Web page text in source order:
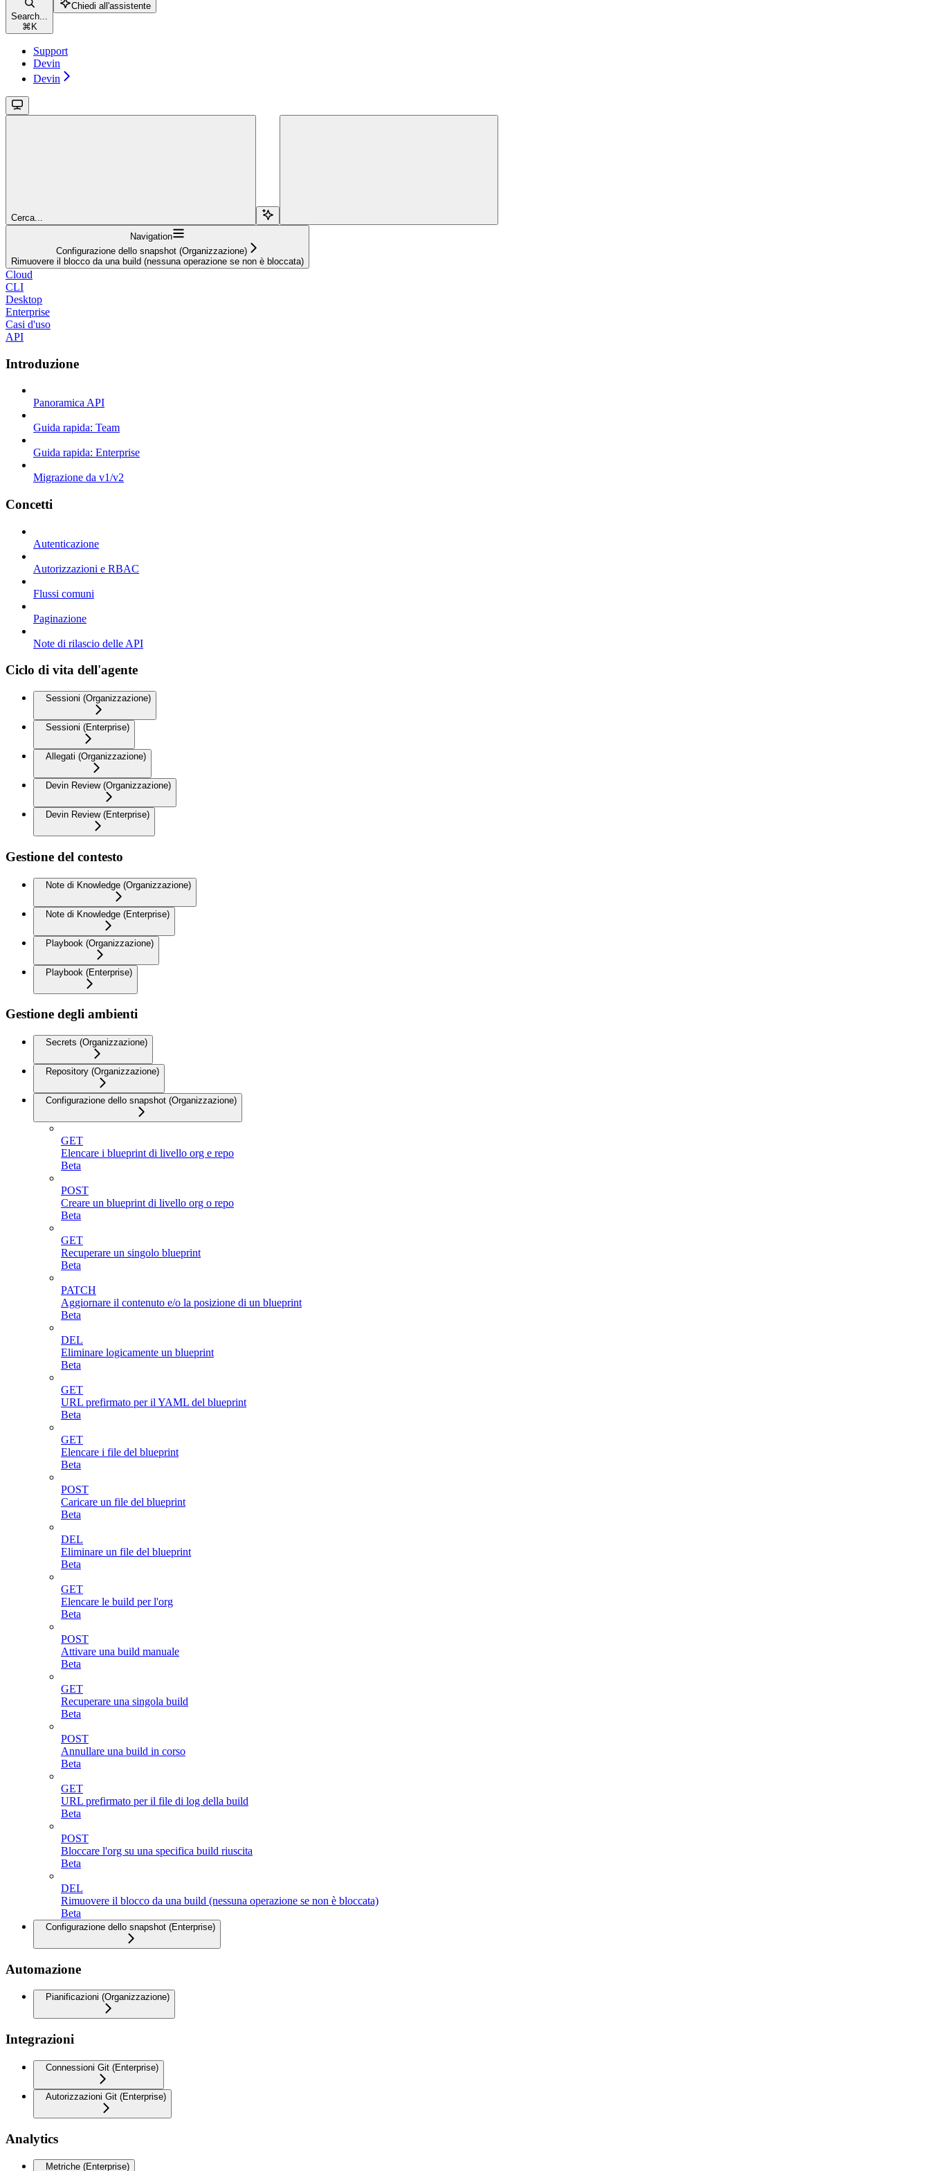
Search...
⌘ K
Chiedi all'assistente
Support
Devin
Devin
Cerca...
Navigation
Configurazione dello snapshot (Organizzazione)
Rimuovere il blocco da una build (nessuna operazione se non è bloccata)
Cloud
CLI
Desktop
Enterprise
Casi d'uso
API
Introduzione
Panoramica API
Guida rapida: Team
Guida rapida: Enterprise
Migrazione da v1/v2
Concetti
Autenticazione
Autorizzazioni e RBAC
Flussi comuni
Paginazione
Note di rilascio delle API
Ciclo di vita dell'agente
Sessioni (Organizzazione)
Sessioni (Enterprise)
Allegati (Organizzazione)
Devin Review (Organizzazione)
Devin Review (Enterprise)
Gestione del contesto
Note di Knowledge (Organizzazione)
Note di Knowledge (Enterprise)
Playbook (Organizzazione)
Playbook (Enterprise)
Gestione degli ambienti
Secrets (Organizzazione)
Repository (Organizzazione)
Configurazione dello snapshot (Organizzazione)
GET
Elencare i blueprint di livello org e repo
Beta
POST
Creare un blueprint di livello org o repo
Beta
GET
Recuperare un singolo blueprint
Beta
PATCH
Aggiornare il contenuto e/o la posizione di un blueprint
Beta
DEL
Eliminare logicamente un blueprint
Beta
GET
URL prefirmato per il YAML del blueprint
Beta
GET
Elencare i file del blueprint
Beta
POST
Caricare un file del blueprint
Beta
DEL
Eliminare un file del blueprint
Beta
GET
Elencare le build per l'org
Beta
POST
Attivare una build manuale
Beta
GET
Recuperare una singola build
Beta
POST
Annullare una build in corso
Beta
GET
URL prefirmato per il file di log della build
Beta
POST
Bloccare l'org su una specifica build riuscita
Beta
DEL
Rimuovere il blocco da una build (nessuna operazione se non è bloccata)
Beta
Configurazione dello snapshot (Enterprise)
Automazione
Pianificazioni (Organizzazione)
Integrazioni
Connessioni Git (Enterprise)
Autorizzazioni Git (Enterprise)
Analytics
Metriche (Enterprise)